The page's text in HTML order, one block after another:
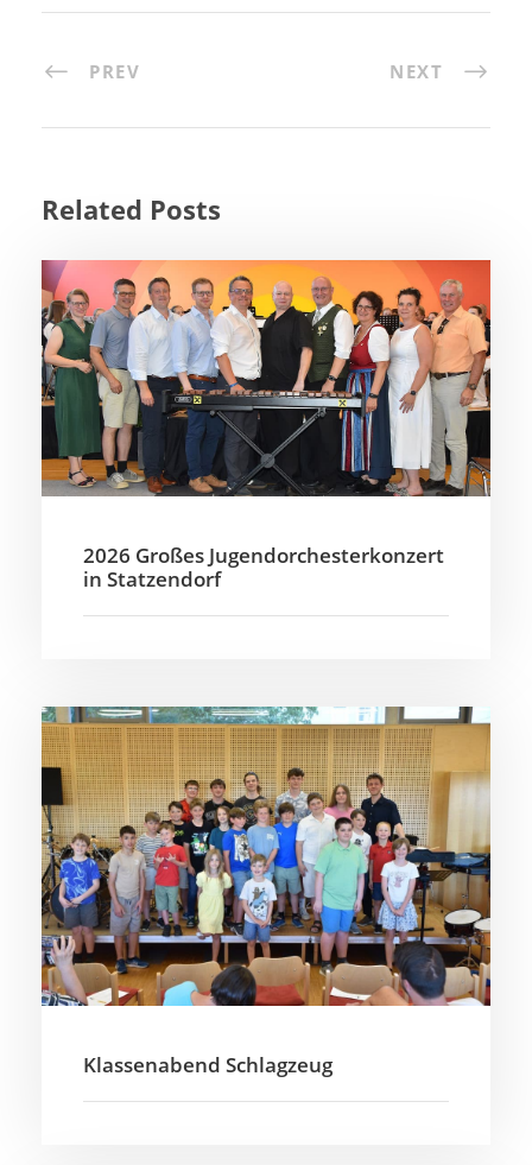
PREV NEXT
Related Posts
2026 Großes Jugendorchesterkonzert
in Statzendorf
Klassenabend Schlagzeug